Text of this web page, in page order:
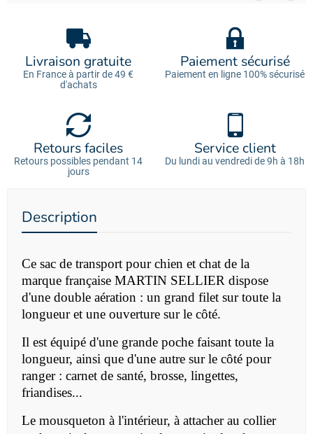
Livraison gratuite
En France à partir de 49 €
d'achats
Paiement sécurisé
Paiement en ligne 100% sécurisé
Retours faciles
Retours possibles pendant 14
jours
Service client
Du lundi au vendredi de 9h à 18h
Description
Ce sac de transport pour chien et chat de la
marque française MARTIN SELLIER dispose
d'une double aération : un grand filet sur toute la
longueur et une ouverture sur le côté.
Il est équipé d'une grande poche faisant toute la
longueur, ainsi que d'une autre sur le côté pour
ranger : carnet de santé, brosse, lingettes,
friandises...
Le mousqueton à l'intérieur, à attacher au collier